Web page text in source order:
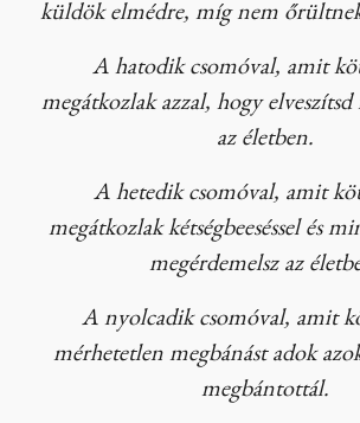
küldök elmédre, míg nem
A hatodik csomóval, amit
megátkozlak azzal, hogy elveszítsd
az életben.
A hetedik csomóval, amit
megátkozlak kétségbeeséssel és
megérdemelsz az
A nyolcadik csomóval, amit
mérhetetlen megbánást adok
megbántottál.